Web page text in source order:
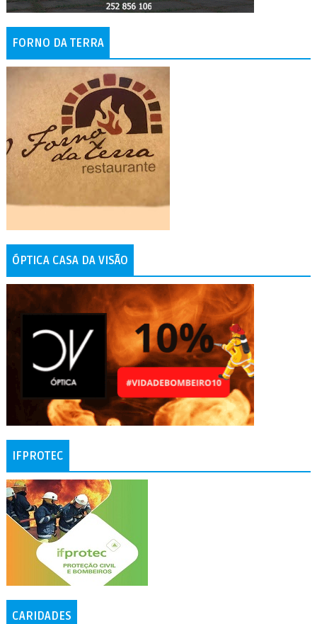
FORNO DA TERRA
ÓPTICA CASA DA VISÃO
IFPROTEC
CARIDADES